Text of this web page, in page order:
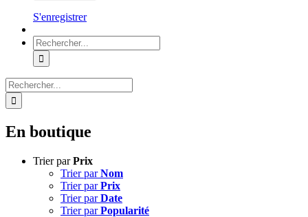
S'enregistrer
Rechercher:
Rechercher:
En boutique
Trier parPrix
Trier parNom
Trier parPrix
Trier parDate
Trier parPopularité